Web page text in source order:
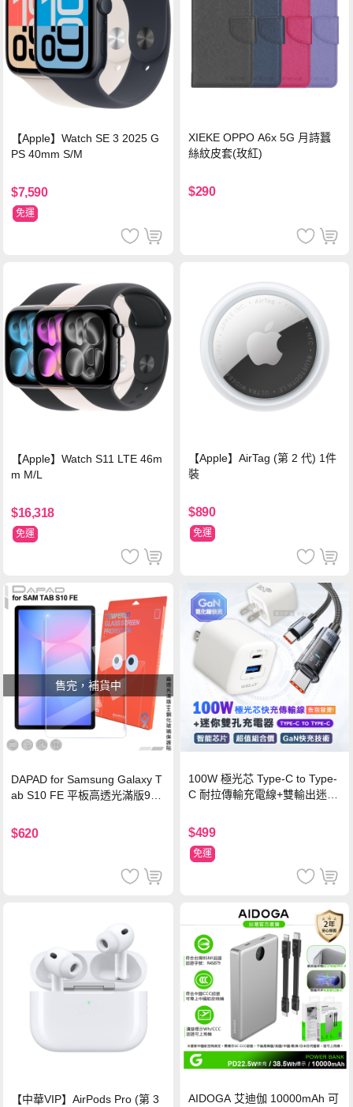
【Apple】Watch SE 3 2025 G
PS 40mm S/M
$7,590
免運
XIEKE OPPO A6x 5G 月詩蠶
絲紋皮套(玫紅)
$290
【Apple】Watch S11 LTE 46m
m M/L
$16,318
免運
【Apple】AirTag (第 2 代) 1件
裝
$890
免運
售完，補貨中
DAPAD for Samsung Galaxy T
ab S10 FE 平板高透光滿版9H
$620
100W 極光芯 Type-C to Type-
C 耐拉傳輸充電線+雙輸出迷你
$499
免運
【中華VIP】AirPods Pro (第 3
AIDOGA 艾迪伽 10000mAh 可